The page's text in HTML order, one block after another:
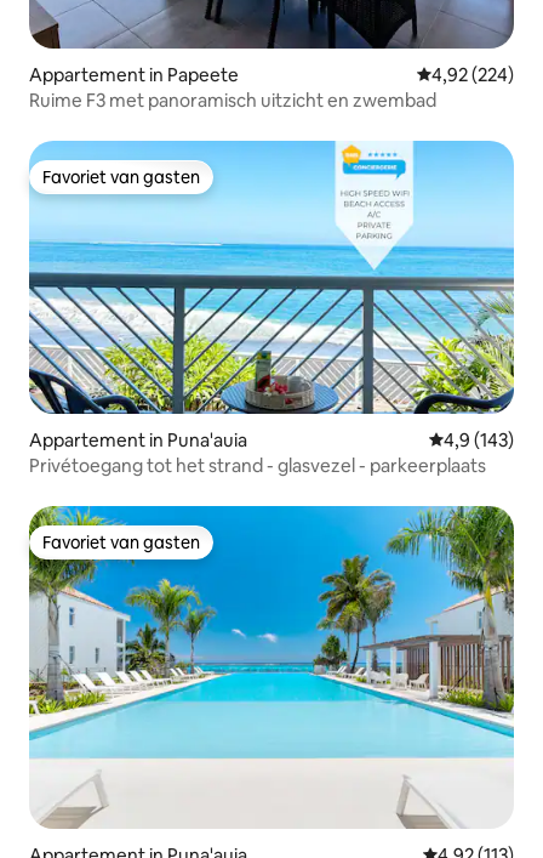
Appartement in Papeete Gemiddelde
4,92 (224)
Ruime F3 met panoramisch uitzicht en zwembad
Favoriet van gasten
Favoriet van gasten
Appartement in Puna'auia Gemiddelde
4,9 (143)
Privétoegang tot het strand - glasvezel - parkeerplaats
Favoriet van gasten
Favoriet van gasten